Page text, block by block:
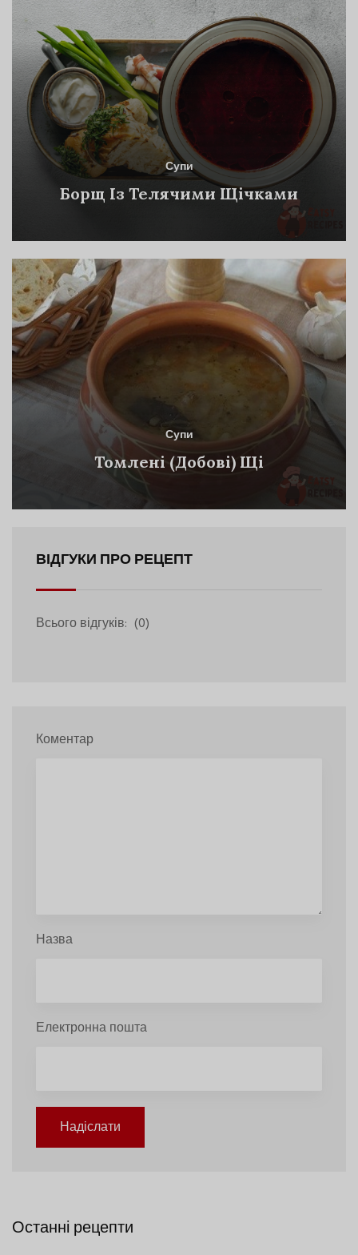
Супи
Борщ Із Телячими Щічками
Супи
Томлені (Добові) Щі
ВІДГУКИ ПРО РЕЦЕПТ
Всього відгуків: (0)
Коментар
Назва
Електронна пошта
Надіслати
Останні рецепти